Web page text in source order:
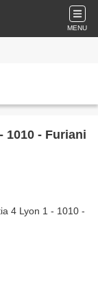
MENU
1010 - Furiani